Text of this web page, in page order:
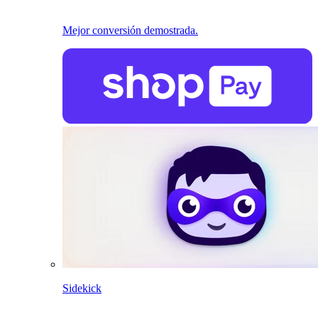
Mejor conversión demostrada.
Sidekick